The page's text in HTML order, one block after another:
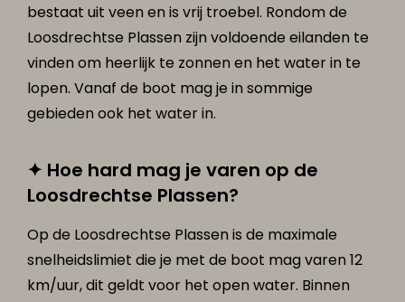
bestaat uit veen en is vrij troebel. Rondom de
Loosdrechtse Plassen zijn voldoende eilanden te
vinden om heerlijk te zonnen en het water in te
lopen. Vanaf de boot mag je in sommige
gebieden ook het water in.
✦ Hoe hard mag je varen op de
Loosdrechtse Plassen?
Op de Loosdrechtse Plassen is de maximale
snelheidslimiet die je met de boot mag varen 12
km/uur, dit geldt voor het open water. Binnen